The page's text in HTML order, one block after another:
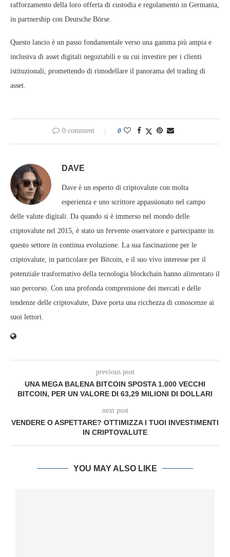
rafforzamento della loro offerta di custodia e regolamento in Germania,
in partnership con Deutsche Börse.
Questo lancio è un passo fondamentale verso una gamma più ampia e
inclusiva di asset digitali negoziabili e su cui investire per i clienti
istituzionali, promettendo di rimodellare il panorama del trading di
asset.
0 comment 0
DAVE
Dave è un esperto di criptovalute con molta
esperienza e uno scrittore appassionato nel campo
delle valute digitali. Da quando si è immerso nel mondo delle
criptovalute nel 2015, è stato un fervente osservatore e partecipante in
questo settore in continua evoluzione. La sua fascinazione per le
criptovalute, in particolare per Bitcoin, e il suo vivo interesse per il
potenziale trasformativo della tecnologia blockchain hanno alimentato il
suo percorso. Con una profonda comprensione dei mercati e delle
tendenze delle criptovalute, Dave porta una ricchezza di conoscenze ai
suoi lettori.
previous post
UNA MEGA BALENA BITCOIN SPOSTA 1.000 VECCHI
BITCOIN, PER UN VALORE DI 63,29 MILIONI DI DOLLARI
next post
VENDERE O ASPETTARE? OTTIMIZZA I TUOI INVESTIMENTI
IN CRIPTOVALUTE
YOU MAY ALSO LIKE